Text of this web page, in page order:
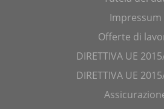
Impressum
Offerte di
DIRETTIVA UE
DIRETTIVA UE